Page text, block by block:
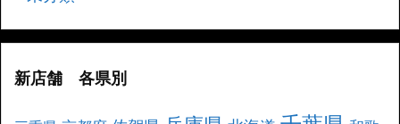
新店舗 各県別